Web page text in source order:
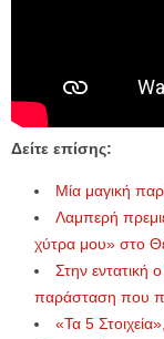
Δείτε επίσης:
Μία μαγική
Λαμπερή
χύτρα μου» στο
Στην εντατική
παράσταση που
«Τα 5